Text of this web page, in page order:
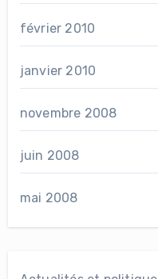
février 2010
janvier 2010
novembre 2008
juin 2008
mai 2008